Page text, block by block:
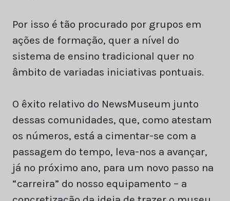
Por isso é tão procurado por grupos em
ações de formação, quer a nível do
sistema de ensino tradicional quer no
âmbito de variadas iniciativas pontuais.
O êxito relativo do NewsMuseum junto
dessas comunidades, que, como atestam
os números, está a cimentar-se com a
passagem do tempo, leva-nos a avançar,
já no próximo ano, para um novo passo na
“carreira” do nosso equipamento – a